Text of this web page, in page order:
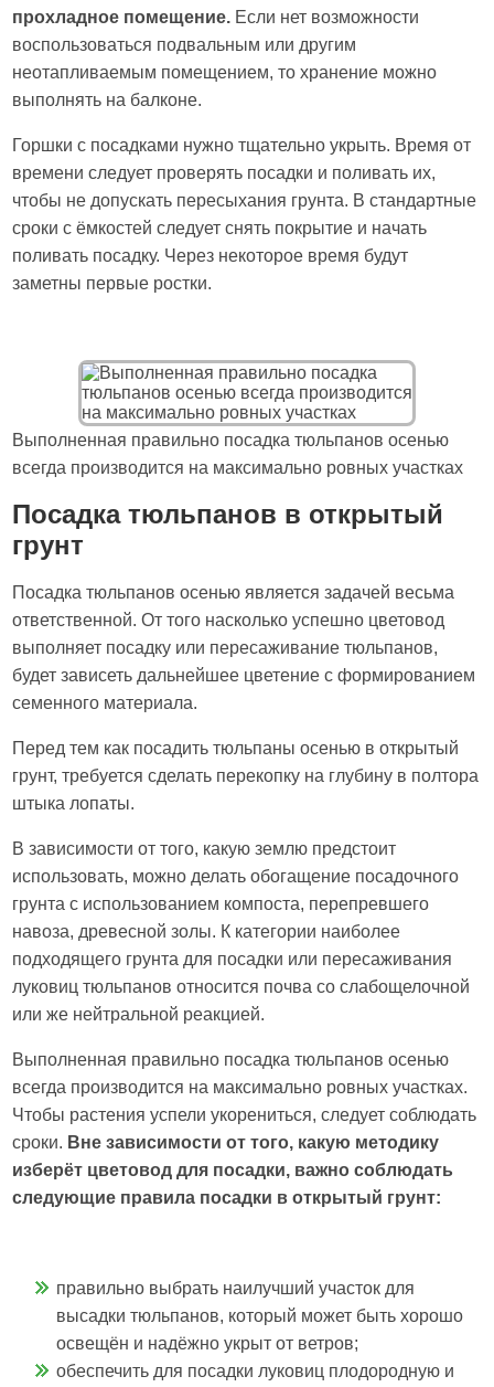
прохладное помещение. Если нет возможности
воспользоваться подвальным или другим
неотапливаемым помещением, то хранение можно
выполнять на балконе.
Горшки с посадками нужно тщательно укрыть. Время от
времени следует проверять посадки и поливать их,
чтобы не допускать пересыхания грунта. В стандартные
сроки с ёмкостей следует снять покрытие и начать
поливать посадку. Через некоторое время будут
заметны первые ростки.
Выполненная правильно посадка тюльпанов осенью
всегда производится на максимально ровных участках
Посадка тюльпанов в открытый
грунт
Посадка тюльпанов осенью является задачей весьма
ответственной. От того насколько успешно цветовод
выполняет посадку или пересаживание тюльпанов,
будет зависеть дальнейшее цветение с формированием
семенного материала.
Перед тем как посадить тюльпаны осенью в открытый
грунт, требуется сделать перекопку на глубину в полтора
штыка лопаты.
В зависимости от того, какую землю предстоит
использовать, можно делать обогащение посадочного
грунта с использованием компоста, перепревшего
навоза, древесной золы. К категории наиболее
подходящего грунта для посадки или пересаживания
луковиц тюльпанов относится почва со слабощелочной
или же нейтральной реакцией.
Выполненная правильно посадка тюльпанов осенью
всегда производится на максимально ровных участках.
Чтобы растения успели укорениться, следует соблюдать
сроки. Вне зависимости от того, какую методику
изберёт цветовод для посадки, важно соблюдать
следующие правила посадки в открытый грунт:
правильно выбрать наилучший участок для
высадки тюльпанов, который может быть хорошо
освещён и надёжно укрыт от ветров;
обеспечить для посадки луковиц плодородную и